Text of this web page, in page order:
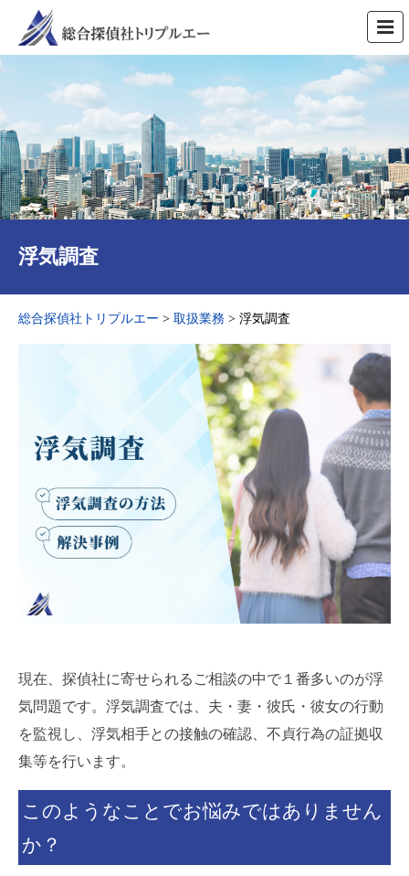
浮気調査
総合探偵社トリプルエー > 取扱業務 > 浮気調査
現在、探偵社に寄せられるご相談の中で１番多いのが浮
気問題です。浮気調査では、夫・妻・彼氏・彼女の行動
を監視し、浮気相手との接触の確認、不貞行為の証拠収
集等を行います。
このようなことでお悩みではありません
か？